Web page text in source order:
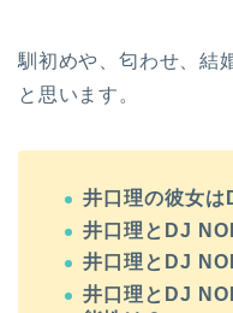
馴初めや、匂わせ、結
と思います。
井口理の彼女
井口理とDJ
井口理とDJ
井口理とDJ